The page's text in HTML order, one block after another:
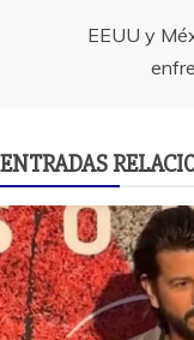
entradas
EEUU y
ENTRADAS